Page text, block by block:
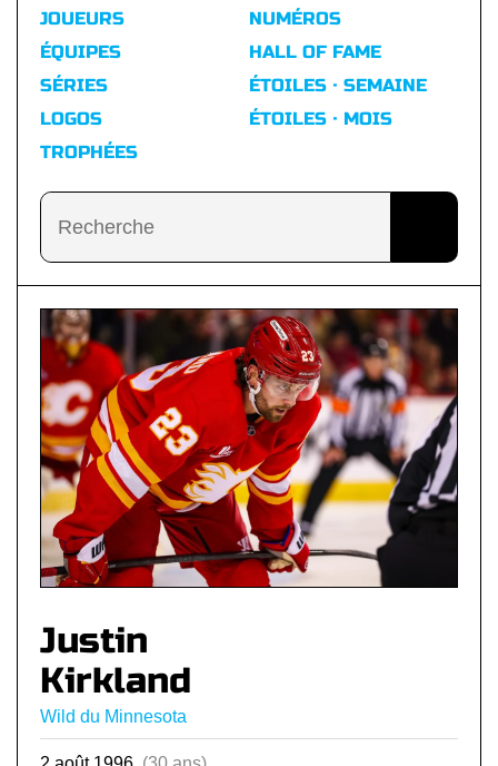
JOUEURS
ÉQUIPES
SÉRIES
LOGOS
TROPHÉES
NUMÉROS
HALL OF FAME
ÉTOILES · SEMAINE
ÉTOILES · MOIS
Justin
Kirkland
Wild du Minnesota